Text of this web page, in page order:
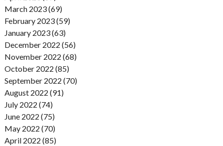
March 2023 (69)
February 2023 (59)
January 2023 (63)
December 2022 (56)
November 2022 (68)
October 2022 (85)
September 2022 (70)
August 2022 (91)
July 2022 (74)
June 2022 (75)
May 2022 (70)
April 2022 (85)